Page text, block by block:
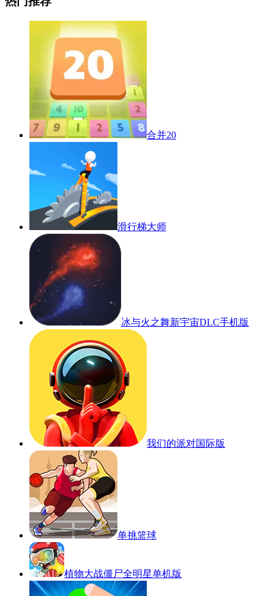
合并20
滑行梯大师
冰与火之舞新宇宙DLC手机版
我们的派对国际版
单挑篮球
植物大战僵尸全明星单机版